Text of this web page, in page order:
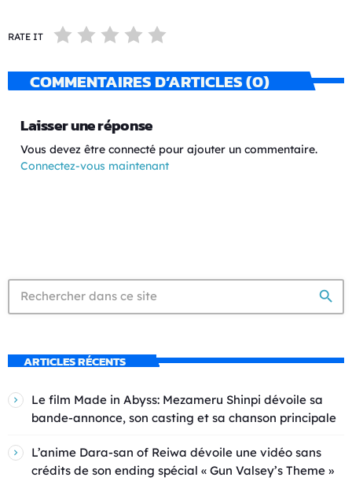
RATE IT
COMMENTAIRES D’ARTICLES (0)
Laisser une réponse
Vous devez être connecté pour ajouter un commentaire.
Connectez-vous maintenant
search
ARTICLES RÉCENTS
Le film Made in Abyss: Mezameru Shinpi dévoile sa
bande-annonce, son casting et sa chanson principale
L’anime Dara-san of Reiwa dévoile une vidéo sans
crédits de son ending spécial « Gun Valsey’s Theme »